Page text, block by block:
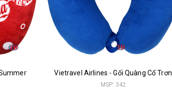
Vietravel Airlines - Gối Quàng Cổ Trơn
MSP: 342